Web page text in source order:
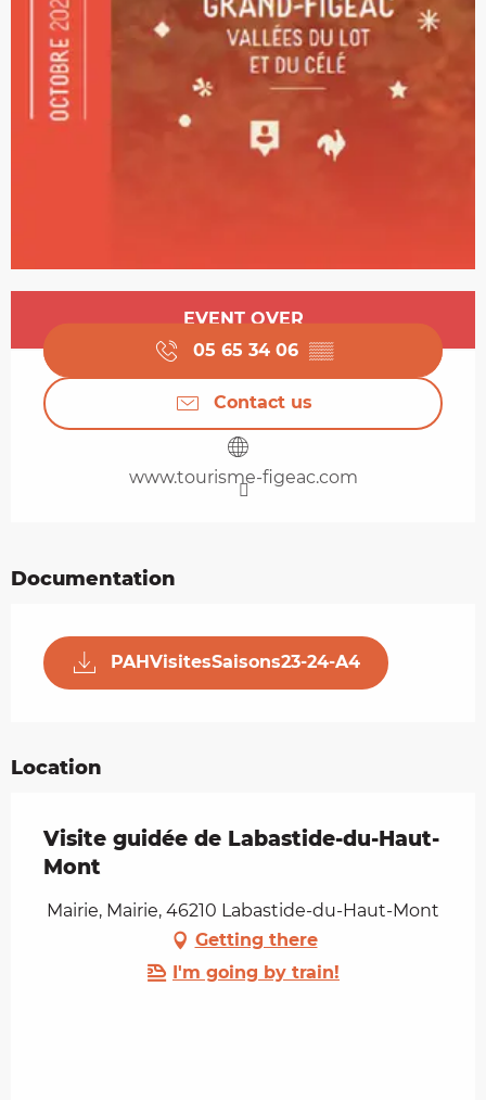
Opening hours & contact details
EVENT OVER
05 65 34 06 ▒▒
Contact us
www.tourisme-figeac.com
Documentation
PAHVisitesSaisons23-24-A4
Location
Visite guidée de Labastide-du-Haut-
Mont
Mairie, Mairie, 46210 Labastide-du-Haut-Mont
Getting there
I'm going by train!